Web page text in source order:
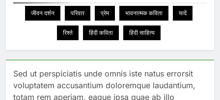
जीवन दर्शन परिवार प्रेम भावनात्मक कविता यादें
रिश्ते हिंदी कविता हिंदी साहित्य
Sed ut perspiciatis unde omnis iste natus errorsit
voluptatem accusantium doloremque laudantium,
totam rem aperiam, eaque ipsa quae ab illo